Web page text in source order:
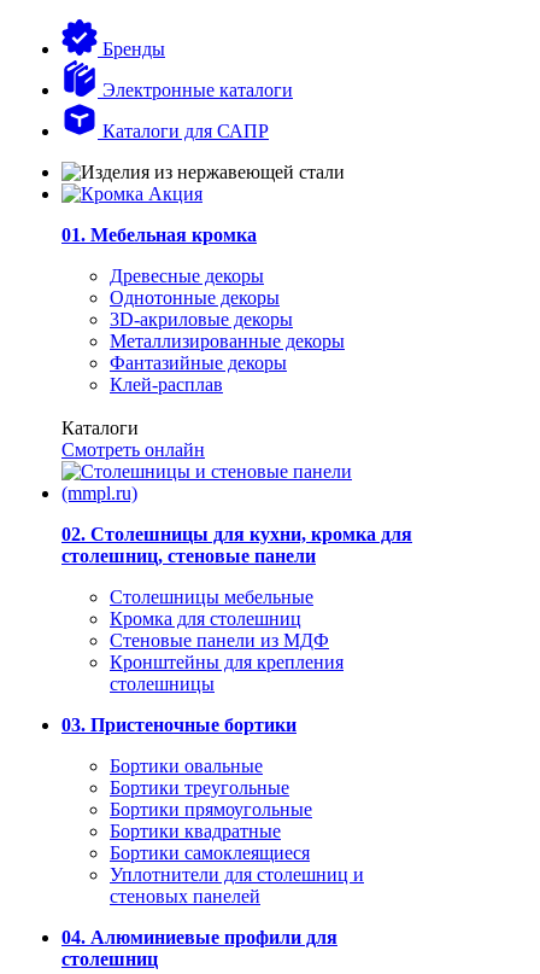
Бренды
Электронные каталоги
Каталоги для САПР
01. Мебельная кромка
Древесные декоры
Однотонные декоры
3D-акриловые декоры
Металлизированные декоры
Фантазийные декоры
Клей-расплав
Каталоги
Смотреть онлайн
02. Столешницы для кухни, кромка для
столешниц, стеновые панели
Столешницы мебельные
Кромка для столешниц
Стеновые панели из МДФ
Кронштейны для крепления
столешницы
03. Пристеночные бортики
Бортики овальные
Бортики треугольные
Бортики прямоугольные
Бортики квадратные
Бортики самоклеящиеся
Уплотнители для столешниц и
стеновых панелей
04. Алюминиевые профили для
столешниц